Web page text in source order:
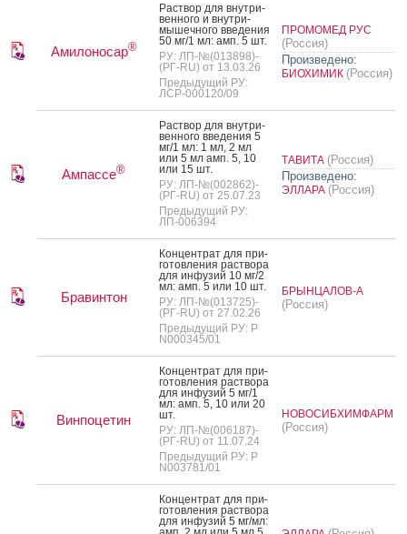
Амилоносар®
Рас­твор для внут­ри­
вен­но­го и внут­ри­
мышеч­но­го вве­дения
50 мг/1 мл: амп. 5 шт.
РУ: ЛП-№(013898)-
(РГ-RU) от 13.03.26
Предыдущий РУ:
ЛСР-000120/09
ПРОМОМЕД РУС
(Россия)
Произведено:
БИОХИМИК (Россия)
Ампассе®
Рас­твор для внут­ри­
вен­но­го вве­дения 5
мг/1 мл: 1 мл, 2 мл
или 5 мл амп. 5, 10
или 15 шт.
РУ: ЛП-№(002862)-
(РГ-RU) от 25.07.23
Предыдущий РУ:
ЛП-006394
ТАВИТА (Россия)
Произведено:
ЭЛЛАРА (Россия)
Бравинтон
Кон­цен­трат для при­
готов­ле­ния рас­тво­ра
для ин­фу­зий 10 мг/2
мл: амп. 5 или 10 шт.
РУ: ЛП-№(013725)-
(РГ-RU) от 27.02.26
Предыдущий РУ: Р
N000345/01
БРЫНЦАЛОВ-А
(Россия)
Винпоцетин
Кон­цен­трат для при­
готов­ле­ния рас­тво­ра
для ин­фу­зий 5 мг/1
мл: амп. 5, 10 или 20
шт.
РУ: ЛП-№(006187)-
(РГ-RU) от 11.07.24
Предыдущий РУ: Р
N003781/01
НОВОСИБХИМФАРМ
(Россия)
Кон­цен­трат для при­
готов­ле­ния рас­тво­ра
для ин­фу­зий 5 мг/мл: